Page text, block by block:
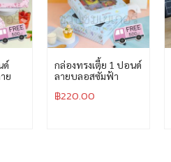
ด์
ย
กล่องทรงเตี้ย 1 ปอนด์
ลายบลอสซั่มฟ้า
฿220.00